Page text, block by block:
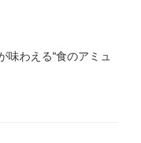
味わえる“食のアミュ